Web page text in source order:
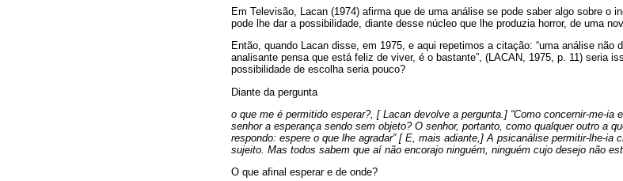
Em Televisão, Lacan (1974) afirma que de uma análise se pode saber algo sobre o
pode lhe dar a possibilidade, diante desse núcleo que lhe produzia horror, de uma
Então, quando Lacan disse, em 1975, e aqui repetimos a citação: “uma análise não
analisante pensa que está feliz de viver, é o bastante”, (LACAN, 1975, p. 11) seria
possibilidade de escolha seria pouco?
Diante da pergunta
o que me é permitido esperar?, [ Lacan devolve a pergunta.] “Como concernir-me-ia
senhor a esperança sendo sem objeto? O senhor, portanto, como qualquer outro a
respondo: espere o que lhe agradar” [ E, mais adiante,] A psicanálise permitir-lhe-ia
sujeito. Mas todos sabem que aí não encorajo ninguém, ninguém cujo desejo não
O que afinal esperar e de onde?